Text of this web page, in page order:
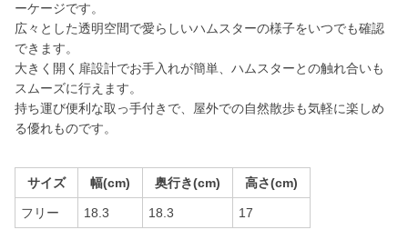
ーケージです。
広々とした透明空間で愛らしいハムスターの様子をいつでも確認
できます。
大きく開く扉設計でお手入れが簡単、ハムスターとの触れ合いも
スムーズに行えます。
持ち運び便利な取っ手付きで、屋外での自然散歩も気軽に楽しめ
る優れものです。
サイズ 幅(cm) 奥行き(cm) 高さ(cm)
フリー 18.3 18.3 17